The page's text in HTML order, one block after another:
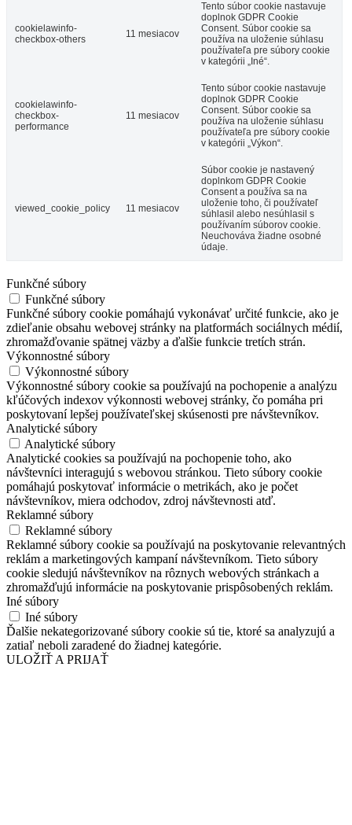
cookielawinfo-
checkbox-others
11 mesiacov
Tento súbor cookie nastavuje
doplnok GDPR Cookie
Consent. Súbor cookie sa
používa na uloženie súhlasu
používateľa pre súbory cookie
v kategórii „Iné“.
cookielawinfo-
checkbox-
performance
11 mesiacov
Tento súbor cookie nastavuje
doplnok GDPR Cookie
Consent. Súbor cookie sa
používa na uloženie súhlasu
používateľa pre súbory cookie
v kategórii „Výkon“.
viewed_cookie_policy 11 mesiacov
Súbor cookie je nastavený
doplnkom GDPR Cookie
Consent a používa sa na
uloženie toho, či používateľ
súhlasil alebo nesúhlasil s
používaním súborov cookie.
Neuchováva žiadne osobné
údaje.
Funkčné súbory
Funkčné súbory
Funkčné súbory cookie pomáhajú vykonávať určité funkcie, ako je
zdieľanie obsahu webovej stránky na platformách sociálnych médií,
zhromažďovanie spätnej väzby a ďalšie funkcie tretích strán.
Výkonnostné súbory
Výkonnostné súbory
Výkonnostné súbory cookie sa používajú na pochopenie a analýzu
kľúčových indexov výkonnosti webovej stránky, čo pomáha pri
poskytovaní lepšej používateľskej skúsenosti pre návštevníkov.
Analytické súbory
Analytické súbory
Analytické cookies sa používajú na pochopenie toho, ako
návštevníci interagujú s webovou stránkou. Tieto súbory cookie
pomáhajú poskytovať informácie o metrikách, ako je počet
návštevníkov, miera odchodov, zdroj návštevnosti atď.
Reklamné súbory
Reklamné súbory
Reklamné súbory cookie sa používajú na poskytovanie relevantných
reklám a marketingových kampaní návštevníkom. Tieto súbory
cookie sledujú návštevníkov na rôznych webových stránkach a
zhromažďujú informácie na poskytovanie prispôsobených reklám.
Iné súbory
Iné súbory
Ďalšie nekategorizované súbory cookie sú tie, ktoré sa analyzujú a
zatiaľ neboli zaradené do žiadnej kategórie.
ULOŽIŤ A PRIJAŤ